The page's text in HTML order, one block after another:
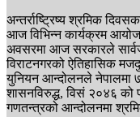
अन्तर्राष्ट्रिष्य श्रमिक
आज विभिन्न कार्यक्रम
अवसरमा आज सरकारले
विराटनगरको ऐतिहासिक
युनियन आन्दोलनले नेपालमा
शासनविरुद्ध, विसं २०४६ को
गणतन्त्रको आन्दोलनमा